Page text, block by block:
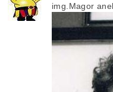
img.Magor